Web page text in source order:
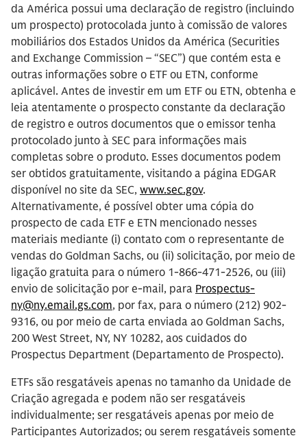
da América possui uma declaração de registro (incluindo
um prospecto) protocolada junto à comissão de valores
mobiliários dos Estados Unidos da América (Securities
and Exchange Commission – “SEC”) que contém esta e
outras informações sobre o ETF ou ETN, conforme
aplicável. Antes de investir em um ETF ou ETN, obtenha e
leia atentamente o prospecto constante da declaração
de registro e outros documentos que o emissor tenha
protocolado junto à SEC para informações mais
completas sobre o produto. Esses documentos podem
ser obtidos gratuitamente, visitando a página EDGAR
disponível no site da SEC, www.sec.gov.
Alternativamente, é possível obter uma cópia do
prospecto de cada ETF e ETN mencionado nesses
materiais mediante (i) contato com o representante de
vendas do Goldman Sachs, ou (ii) solicitação, por meio de
ligação gratuita para o número 1-866-471-2526, ou (iii)
envio de solicitação por e-mail, para Prospectus-
ny@ny.email.gs.com, por fax, para o número (212) 902-
9316, ou por meio de carta enviada ao Goldman Sachs,
200 West Street, NY, NY 10282, aos cuidados do
Prospectus Department (Departamento de Prospecto).
ETFs são resgatáveis apenas no tamanho da Unidade de
Criação agregada e podem não ser resgatáveis
individualmente; ser resgatáveis apenas por meio de
Participantes Autorizados; ou serem resgatáveis somente